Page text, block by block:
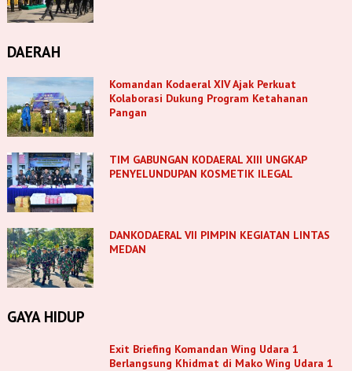
DAERAH
Komandan Kodaeral XIV Ajak Perkuat
Kolaborasi Dukung Program Ketahanan
Pangan
TIM GABUNGAN KODAERAL XIII UNGKAP
PENYELUNDUPAN KOSMETIK ILEGAL
DANKODAERAL VII PIMPIN KEGIATAN LINTAS
MEDAN
GAYA HIDUP
Exit Briefing Komandan Wing Udara 1
Berlangsung Khidmat di Mako Wing Udara 1